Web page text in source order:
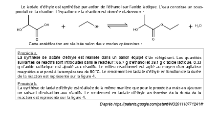
Le lactate d’éthyle est synthétisé par action de l’éthanol sur l’acide lactique. L’eau constitue un sous-
produit de la réaction. L’équation de la réaction est donnée ci-dessous :
Cette estérification est réalisée selon deux modes opératoires :
Procédé a.
La  synthèse  de  lactate  d’éthyle  est  réalisée  dans  un  ballon  équipé  d’un  réfrigérant.  Les quantités
suivantes de réactifs sont introduites dans le réacteur : 66,7 g d’éthanol et 39,1 g d’acide lactique. 0,33
g d’acide sulfurique est ajouté aux réactifs. Le milieu réactionnel est agité au moyen d’un agitateur
magnétique et porté à la température de 80 °C. Le rendement en lactate d’éthyle en fonction de la durée
de la réaction est représenté sur la figure 4.
Procédé b
La synthèse de lactate d’éthyle est réalisée de la même manière que pour le procédé a mais en ajoutant
un solvant d’extraction aux réactifs. Le rendement en lactate d’éthyle en  fonction  de  la  durée  de  la
réaction est représenté sur la figure 4.
D’après https://patents.google.com/patent/WO2011107712A1/fr